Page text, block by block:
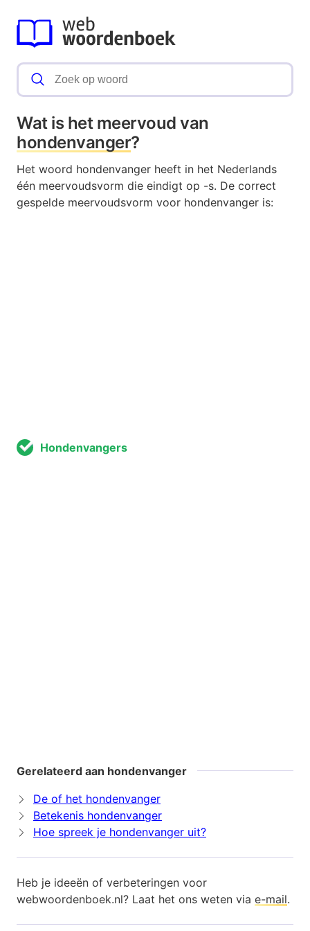
Wat is het meervoud van
hondenvanger?
Het woord hondenvanger heeft in het Nederlands
één meervoudsvorm die eindigt op -s. De correct
gespelde meervoudsvorm voor hondenvanger is:
Hondenvangers
Gerelateerd aan hondenvanger
De of het hondenvanger
Betekenis hondenvanger
Hoe spreek je hondenvanger uit?
Heb je ideeën of verbeteringen voor
webwoordenboek.nl? Laat het ons weten via e-mail.